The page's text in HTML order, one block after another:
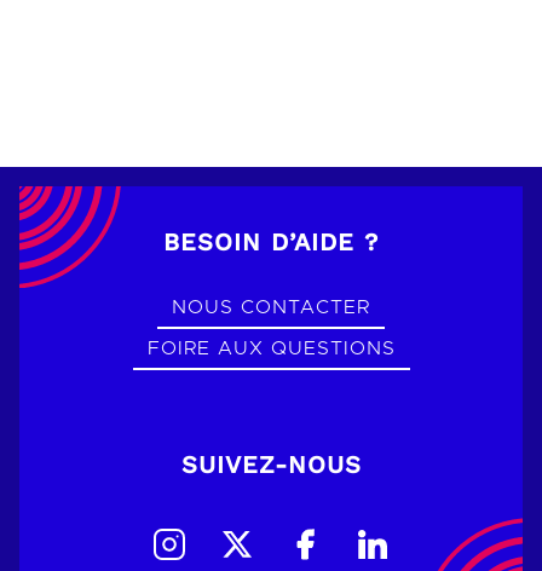
BESOIN D’AIDE ?
NOUS CONTACTER
FOIRE AUX QUESTIONS
SUIVEZ-NOUS